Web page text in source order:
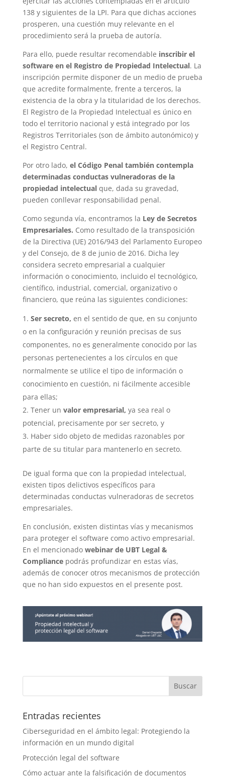
138 y siguientes de la LPI. Para que dichas acciones
prosperen, una cuestión muy relevante en el
procedimiento será la prueba de autoría.
Para ello, puede resultar recomendable inscribir el
software en el Registro de Propiedad Intelectual. La
inscripción permite disponer de un medio de prueba
que acredite formalmente, frente a terceros, la
existencia de la obra y la titularidad de los derechos.
El Registro de la Propiedad Intelectual es único en
todo el territorio nacional y está integrado por los
Registros Territoriales (son de ámbito autonómico) y
el Registro Central.
Por otro lado, el Código Penal también contempla
determinadas conductas vulneradoras de la
propiedad intelectualque, dada su gravedad,
pueden conllevar responsabilidad penal.
Como segunda vía, encontramos la Ley de Secretos
Empresariales. Como resultado de la transposición
de la Directiva (UE) 2016/943 del Parlamento Europeo
y del Consejo, de 8 de junio de 2016. Dicha ley
considera secreto empresarial a cualquier
información o conocimiento, incluido el tecnológico,
científico, industrial, comercial, organizativo o
financiero, que reúna las siguientes condiciones:
Ser secreto, en el sentido de que, en su conjunto
o en la configuración y reunión precisas de sus
componentes, no es generalmente conocido por las
personas pertenecientes a los círculos en que
normalmente se utilice el tipo de información o
conocimiento en cuestión, ni fácilmente accesible
para ellas;
Tener un valor empresarial, ya sea real o
potencial, precisamente por ser secreto, y
Haber sido objeto de medidas razonables por
parte de su titular para mantenerlo en secreto.
De igual forma que con la propiedad intelectual,
existen tipos delictivos específicos para
determinadas conductas vulneradoras de secretos
empresariales.
En conclusión, existen distintas vías y mecanismos
para proteger el software como activo empresarial.
En el mencionado webinar de UBT Legal &
Compliance podrás profundizar en estas vías,
además de conocer otros mecanismos de protección
que no han sido expuestos en el presente post.
Entradas recientes
Ciberseguridad en el ámbito legal: Protegiendo la
información en un mundo digital
Protección legal del software
Cómo actuar ante la falsificación de documentos